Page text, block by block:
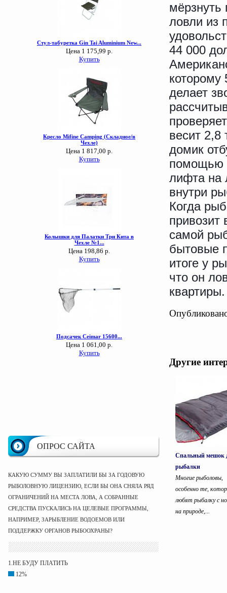
ОПРОС САЙТА
КАКУЮ СУММУ ВЫ ЗАПЛАТИЛИ БЫ ЗА ГОДОВУЮ
РЫБОЛОВНУЮ ЛИЦЕНЗИЮ, ЕСЛИ БЫ ОНА СНЯЛА РЯД
ОГРАНИЧЕНИЙ НА МЕСТА ЛОВА, А СОБРАННЫЕ
СРЕДСТВА ПУСКАЛИСЬ НА ЦЕЛЕВЫЕ ПРОГРАММЫ,
НАПРИМЕР, ЗАРЫБЛЕНИЕ ВОДОЕМОВ ИЛИ
ПОДДЕРЖКУ ОРГАНОВ РЫБООХРАНЫ?
1.НЕ БУДУ ПЛАТИТЬ
12%
мёрзнуть
ловли из
44 000
которому
делает
весит 2,8
домик
помощью
лифта на
внутри
Когда
привозит
самой
бытовые
итоге у
что он
квартиры.
Другие
Спальный мешок
рыбалки
Многие рыболовы,
особенно те,
любят рыбалку с
на природе,...